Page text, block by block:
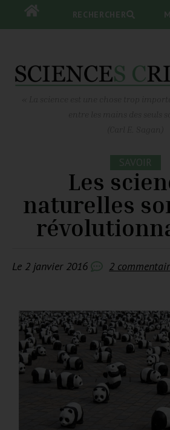
RECHERCHER
RECHERCHER
« La science est une chose trop
(Carl E. Sagan)
SAVOIR
Les
naturelles
Le 2 janvier 2016 2